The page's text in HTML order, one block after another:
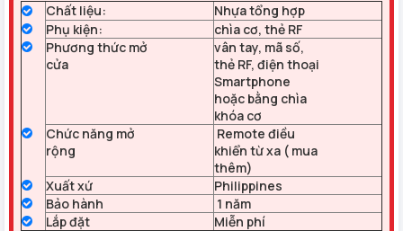
Chất liệu:
Nhựa tổng hợp
Phụ kiện:
chìa cơ, thẻ RF
Phương thức mở
cửa
vân tay, mã số,
thẻ RF, điện thoại
Smartphone
hoặc bằng chìa
khóa cơ
Chức năng mở
rộng
Remote điều
khiển từ xa ( mua
thêm)
Xuất xứ
Philippines
Bảo hành
1 năm
Lắp đặt
Miễn phí